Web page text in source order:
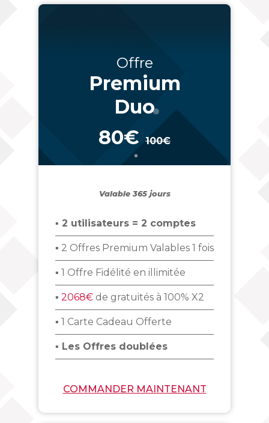
Offre
Premium
Duo
80€ 100€
_
Valable 365 jours
▪ 2 utilisateurs = 2 comptes
▪ 2 Offres Premium Valables 1 fois
▪ 1 Offre Fidélité en illimitée
▪ 2068€ de gratuités à 100% X2
▪ 1 Carte Cadeau Offerte
▪ Les Offres doublées
COMMANDER MAINTENANT